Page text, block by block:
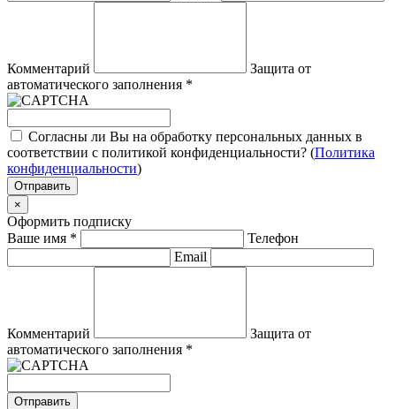
Комментарий
Защита от
автоматического заполнения *
Согласны ли Вы на обработку персональных данных в
соответствии с политикой конфиденциальности? (Политика
конфиденциальности)
Отправить
×
Оформить подписку
Ваше имя *
Телефон
Email
Комментарий
Защита от
автоматического заполнения *
Отправить